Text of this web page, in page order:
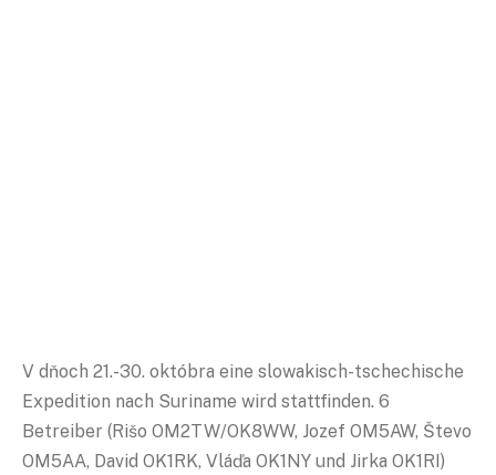
V dňoch 21.-30. októbra eine slowakisch-tschechische
Expedition nach Suriname wird stattfinden. 6
Betreiber (Rišo OM2TW/OK8WW, Jozef OM5AW, Števo
OM5AA, David OK1RK, Vláďa OK1NY und Jirka OK1RI)